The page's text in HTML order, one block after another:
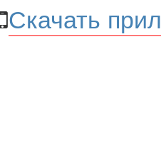
Скачать